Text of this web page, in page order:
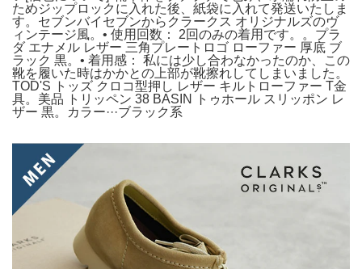
ためジップロックに入れた後、紙袋に入れて発送いたしま
す。セブンバイセブンからクラークス オリジナルズのヴ
ィンテージ風。• 使用回数： 2回のみの着用です。。プラ
ダ エナメル レザー 三角プレートロゴ ローファー 厚底 ブ
ラック 黒。• 着用感： 私には少し合わなかったのか、この
靴を履いた時はかかとの上部が靴擦れしてしまいました。
TOD'S トッズ クロコ型押し レザー キルトローファー T金
具。美品 トリッペン 38 BASIN トゥホール スリッポン レ
ザー 黒。カラー···ブラック系